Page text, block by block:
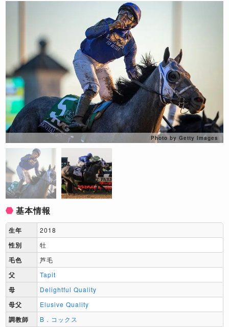
Photo by Getty Images
基本情報
生年 2018
性別 牡
毛色 芦毛
父 Tapit
母 Delightful Quality
母父 Elusive Quality
調教師 B．コックス